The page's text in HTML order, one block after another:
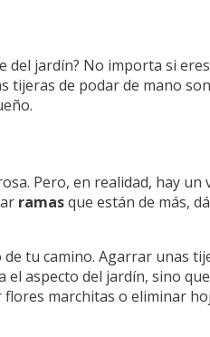
del jardín? No importa si
de podar de mano
Pero, en realidad, hay
ramasque están de más,
tu camino. Agarrar unas
el aspecto del jardín, sino
marchitas o eliminar